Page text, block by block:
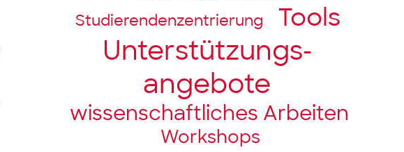
Studierendenzentrierung Tools
Unter­stützungs­­
angebote
wissenschaft­liches Arbeiten
Workshops